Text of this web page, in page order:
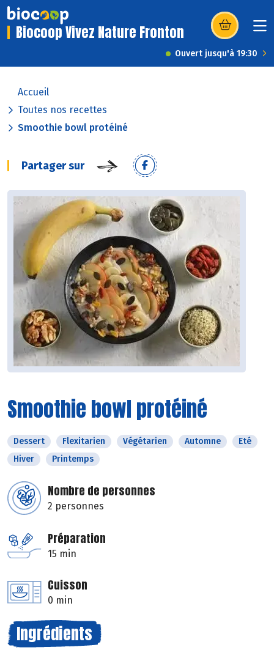
Biocoop Vivez Nature Fronton (s’ouvre dans
Ouvert jusqu'à 19:30
Accueil
Toutes nos recettes
Smoothie bowl protéiné
Partager sur
Smoothie bowl protéiné
Dessert Flexitarien Végétarien Automne
Eté
Hiver
Printemps
Nombre de personnes
2 personnes
Préparation
15 min
Cuisson
0 min
Ingrédients